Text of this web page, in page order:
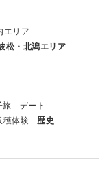
エリア
松・北潟エリア
旅
デート
穫体験
歴史